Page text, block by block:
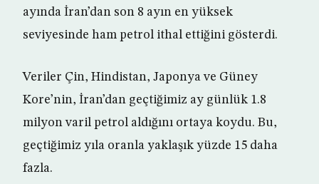
ayında İran’dan son 8 ayın en yüksek
seviyesinde ham petrol ithal ettiğini gösterdi.
Veriler Çin, Hindistan, Japonya ve Güney
Kore’nin, İran’dan geçtiğimiz ay günlük 1.8
milyon varil petrol aldığını ortaya koydu. Bu,
geçtiğimiz yıla oranla yaklaşık yüzde 15 daha
fazla.